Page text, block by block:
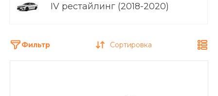
IV рестайлинг (2018-2020)
Фильтр Сортировка